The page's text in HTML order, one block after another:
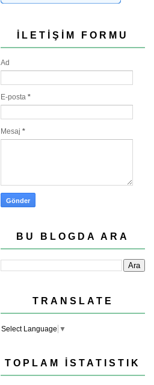
İLETIŞIM FORMU
Ad
E-posta *
Mesaj *
BU BLOGDA ARA
TRANSLATE
Select Language ▼
TOPLAM İSTATISTIK